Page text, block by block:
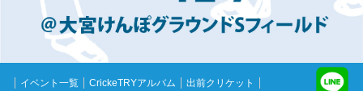
イベント一覧 CrickeTRYアルバム 出前クリケット